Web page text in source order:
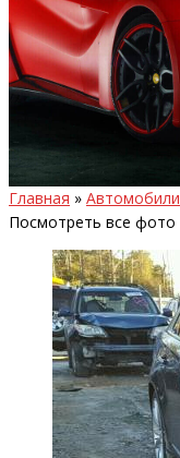
Главная » Автомобили
Посмотреть все фото